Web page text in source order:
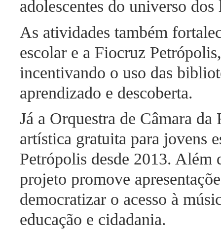
adolescentes do universo
As atividades também
escolar e a Fiocruz
incentivando o uso das
aprendizado e descoberta.
Já a Orquestra de Câmara
artística gratuita para jovens
Petrópolis desde 2013. Além
projeto promove
democratizar o acesso à
educação e cidadania.